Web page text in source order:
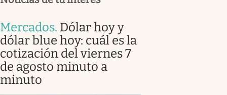
Mercados. Dólar hoy y
dólar blue hoy: cuál es la
cotización del viernes 7
de agosto minuto a
minuto